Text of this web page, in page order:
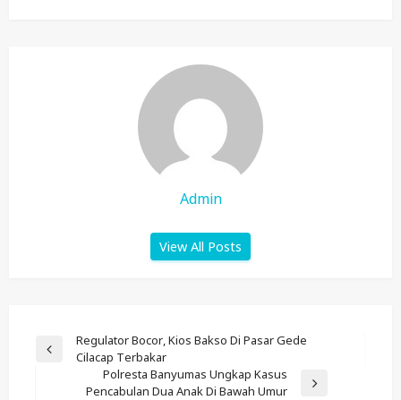
Admin
View All Posts
Post
Navigation
Previous
Regulator Bocor, Kios Bakso Di Pasar Gede
Cilacap Terbakar
Polresta Banyumas Ungkap Kasus
Pencabulan Dua Anak Di Bawah Umur